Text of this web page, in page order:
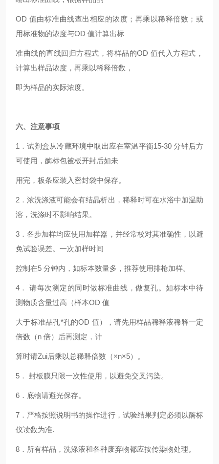
OD 值由标准曲线查出相应的浓度；再乘以稀释倍数；或
用标准物的浓度与OD 值计算出标
准曲线的直线回归方程式，将样品的OD 值代入方程式，
计算出样品浓度，再乘以稀释倍数，
即为样品的实际浓度。
六、注意事项
1 ．试剂盒从冷藏环境中取出应在室温平衡15-30 分钟后方
可使用，酶标包被板开封后如未
用完，板条应装入密封袋中保存。
2 ．浓洗涤液可能会有结晶析出，稀释时可在水浴中加温助
溶，洗涤时不影响结果。
3 ．各步加样均应使用加样器，并经常校对其准确性，以避
免试验误差。一次加样时间
控制在5 分钟内，如标本数量多，推荐使用排枪加样。
4 ． 请每次测定的同时做标准曲线，做复孔。如标本中待
测物质含量过高（样本OD 值
大于标准品孔*孔的OD 值），请先用样品稀释液稀释一定
倍数（n 倍）后再测定，计
算时请Zui后乘以总稀释倍数（×n×5）。
5 ． 封板膜只限一次性使用，以避免交叉污染。
6 ．底物请避光保存。
7 ．严格按照说明书的操作进行，试验结果判定必须以酶标
仪读数为准.
8 ．所有样品，洗涤液和各种废弃物都应按传染物处理。